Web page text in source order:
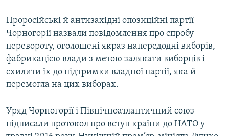
Проросійські й антизахідні опозиційні партії
Чорногорії назвали повідомлення про спробу
перевороту, оголошені якраз напередодні виборів,
фабрикацією влади з метою залякати виборців і
схилити їх до підтримки владної партії, яка й
перемогла на цих виборах.
Уряд Чорногорії і Північноатлантичний союз
підписали протокол про вступ країни до НАТО у